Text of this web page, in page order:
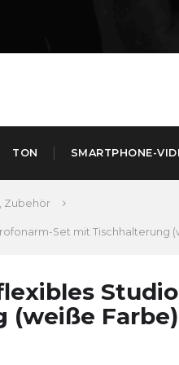
nach DE und AT
TON SMARTPHONE-
Zubehör
Set mit Tischhalterung
flexibles
(weiße Farbe)